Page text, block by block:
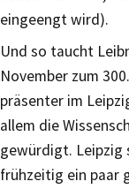
eingeengt wird).
Und so taucht
November zum
präsenter im
allem die
gewürdigt. Leipzig
frühzeitig ein paar